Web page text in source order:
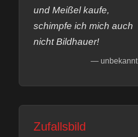
und Meißel kaufe,
schimpfe ich mich auch
nicht Bildhauer!
— unbekannt
Zufallsbild